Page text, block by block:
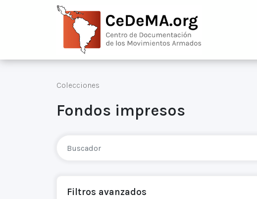
Colecciones
Fondos impresos
Filtros avanzados